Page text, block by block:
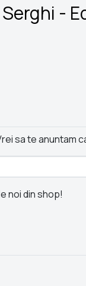
-
sa te anuntam
noi din shop!